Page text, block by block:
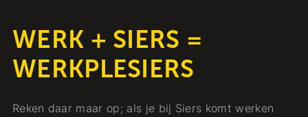
WERK + SIERS =
WERKPLESIERS
Reken daar maar op; als je bij Siers komt werken